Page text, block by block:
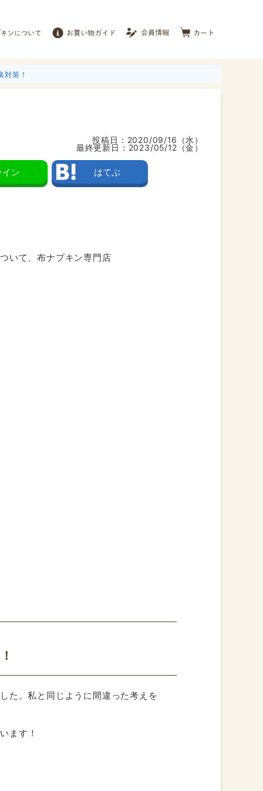
対策！
投稿日： 2020/09/16（水）
最終更新日： 2023/05/12（金）
イン はてぶ
いて、布ナプキン専門店
た。私と同じように間違った考えを
ます！